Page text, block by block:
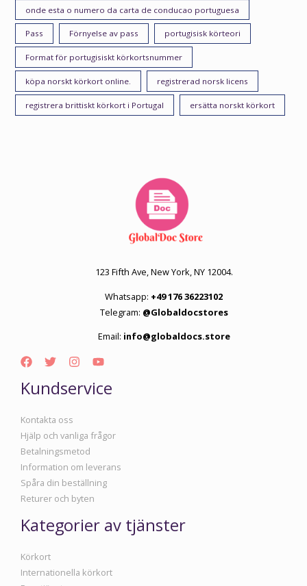
onde esta o numero da carta de conducao portuguesa
Pass Förnyelse av pass portugisisk körteori
Format för portugisiskt körkortsnummer
köpa norskt körkort online. registrerad norsk licens
registrera brittiskt körkort i Portugal ersätta norskt körkort
123 Fifth Ave, New York, NY 12004.
Whatsapp: +49 176 36223102
Telegram: @Globaldocstores
Email: info@globaldocs.store
Kundservice
Kontakta oss
Hjälp och vanliga frågor
Betalningsmetod
Information om leverans
Spåra din beställning
Returer och byten
Kategorier av tjänster
Körkort
Internationella körkort